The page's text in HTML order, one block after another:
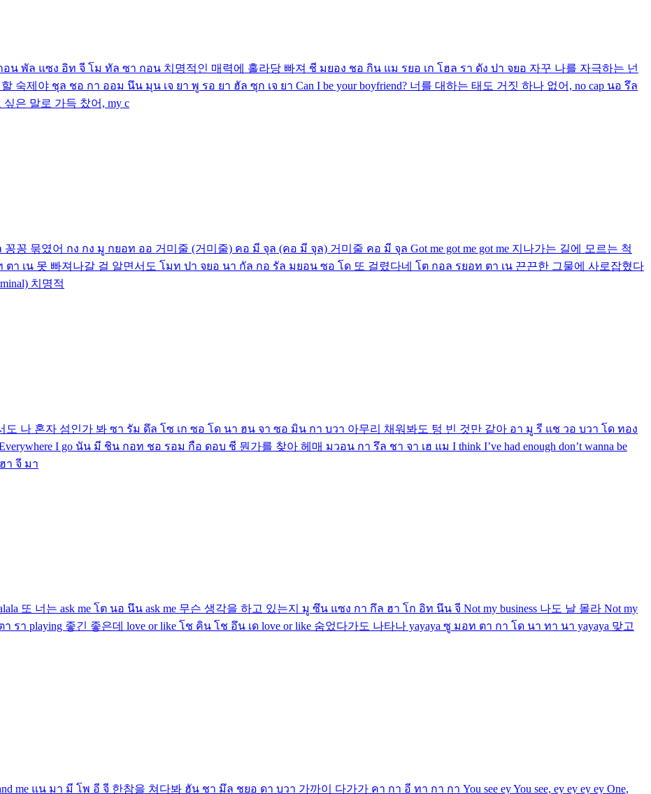
กอน พัล แซง อิท จี โม ทัล ซา กอน 치명적인 매력에 홀라당 빠져 ชี มยอง ชอ กิน แม รยอ เก โฮล รา ดัง ปา จยอ 자꾸 나를 자극하는 넌
제야 ชุล ชอ กา ออม นึน มุน เจ ยา พู รอ ยา ฮัล ซุก เจ ยา Can I be your boyfriend? 너를 대하는 태도 거짓 하나 없어, no cap นอ รึล
은 말로 가득 찼어, my c
꽁 묶였어 กง กง มู กยอท ออ 거미줄 (거미줄) คอ มี จุล (คอ มี จุล) 거미줄 คอ มี จุล Got me got me got me 지나가는 길에 모르는 척
า เน 못 빠져나갈 걸 알면서도 โมท ปา จยอ นา กัล กอ รัล มยอน ซอ โด 또 걸렸다네 โต กอล รยอท ตา เน 끈끈한 그물에 사로잡혔다
치명적
서도 나 혼자 섬인가 봐 ซา รัม ดึล โซ เก ซอ โด นา ฮน จา ซอ มิน กา บวา 아무리 채워봐도 텅 빈 것만 같아 อา มู รี แช วอ บวา โด ทอง
I go นัน มี ชิน กอท ชอ รอม กือ ดอบ ชี 뭔가를 찾아 헤매 มวอน กา รึล ชา จา เฮ แม I think I’ve had enough don’t wanna be
า จี มา
또 너는 ask me โต นอ นึน ask me 무슨 생각을 하고 있는지 มู ซึน แซง กา กึล ฮา โก อิท นึน จี Not my business 나도 날 몰라 Not my
รา playing 좋긴 좋은데 love or like โช คิน โช อึน เด love or like 숨었다가도 나타나 yayaya ซู มอท ตา กา โด นา ทา นา yayaya 맞고
me แน มา มี โพ อี จี 한참을 쳐다봐 ฮัน ชา มึล ชยอ ดา บวา 가까이 다가가 คา กา อี ทา กา กา You see ey You see, ey ey ey ey One,